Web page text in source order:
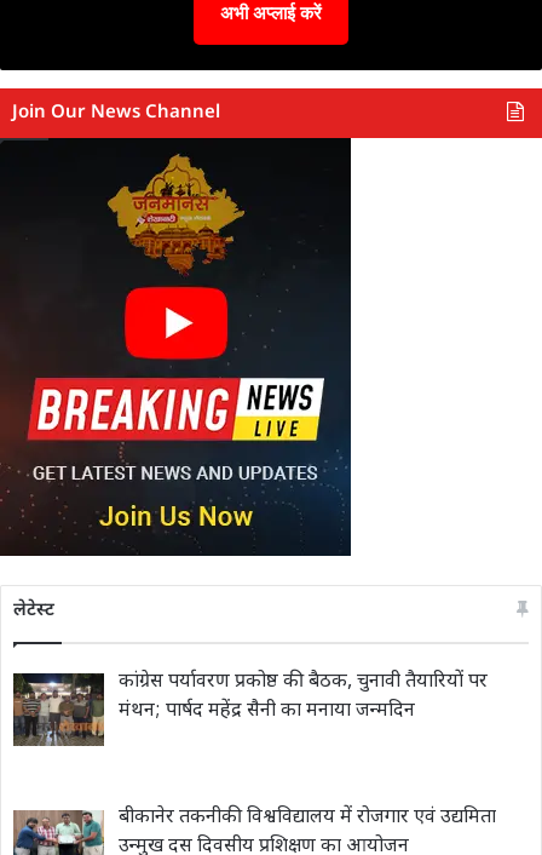
अभी अप्लाई करें
Join Our News Channel
लेटेस्ट
कांग्रेस पर्यावरण प्रकोष्ठ की बैठक, चुनावी तैयारियों पर
मंथन; पार्षद महेंद्र सैनी का मनाया जन्मदिन
बीकानेर तकनीकी विश्वविद्यालय में रोजगार एवं उद्यमिता
उन्मुख दस दिवसीय प्रशिक्षण का आयोजन